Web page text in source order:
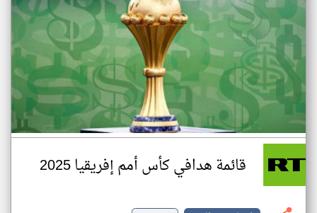
قائمة هدافي كأس أمم إفريقيا 2025